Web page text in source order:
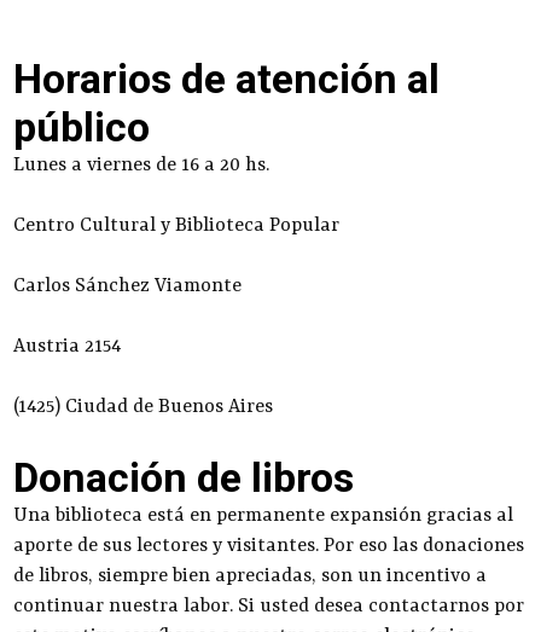
Horarios de atención al
público
Lunes a viernes de 16 a 20 hs.
Centro Cultural y Biblioteca Popular
Carlos Sánchez Viamonte
Austria 2154
(1425) Ciudad de Buenos Aires
Donación de libros
Una biblioteca está en permanente expansión gracias al
aporte de sus lectores y visitantes. Por eso las donaciones
de libros, siempre bien apreciadas, son un incentivo a
continuar nuestra labor. Si usted desea contactarnos por